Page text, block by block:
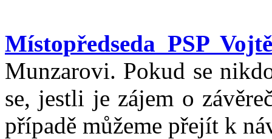
Místopředseda PSP
Munzarovi. Pokud se
se, jestli je zájem o
případě můžeme přejít k